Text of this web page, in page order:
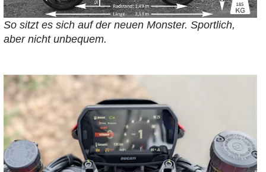
So sitzt es sich auf der neuen Monster. Sportlich,
aber nicht unbequem.